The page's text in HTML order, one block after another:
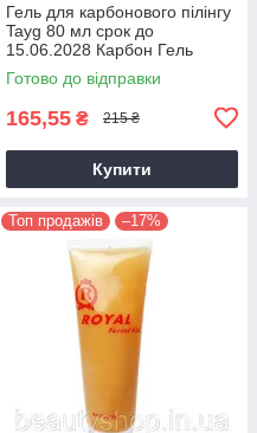
Гель для карбонового пілінгу
Tayg 80 мл срок до
15.06.2028 Карбон Гель
Наногель
Готово до відправки
165,55 ₴ 215 ₴
Купити
Топ продажів –17%